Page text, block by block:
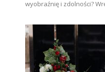
wyobraźnię i zdolności?